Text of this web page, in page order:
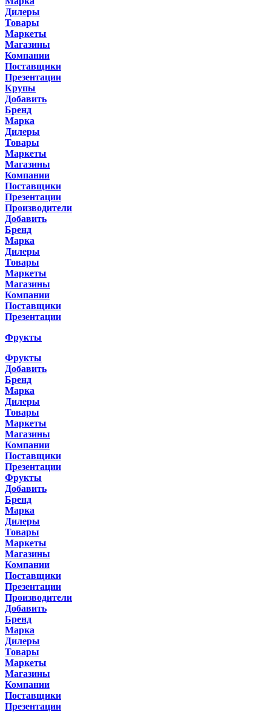
Дилеры
Товары
Маркеты
Магазины
Компании
Поставщики
Презентации
Крупы
Добавить
Бренд
Марка
Дилеры
Товары
Маркеты
Магазины
Компании
Поставщики
Презентации
Производители
Добавить
Бренд
Марка
Дилеры
Товары
Маркеты
Магазины
Компании
Поставщики
Презентации
Фрукты
Фрукты
Добавить
Бренд
Марка
Дилеры
Товары
Маркеты
Магазины
Компании
Поставщики
Презентации
Фрукты
Добавить
Бренд
Марка
Дилеры
Товары
Маркеты
Магазины
Компании
Поставщики
Презентации
Производители
Добавить
Бренд
Марка
Дилеры
Товары
Маркеты
Магазины
Компании
Поставщики
Презентации